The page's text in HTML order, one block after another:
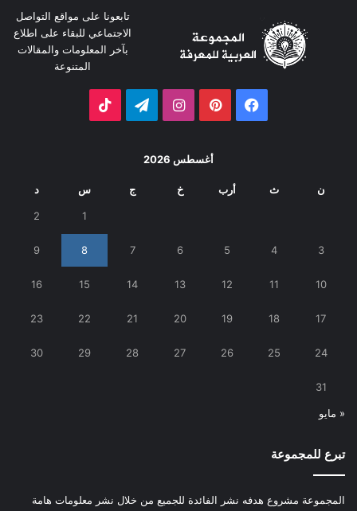
تابعونا على مواقع التواصل
الاجتماعي للبقاء على اطلاع
بآخر المعلومات والمقالات
المتنوعة
فيسبوك بينتيريستانستقرامتيلقرام
أغسطس 2026
ن ث أرب خ ج س د
1
2
3
4
5
6
7
8
9
10
11
12
13
14
15
16
17
18
19
20
21
22
23
24
25
26
27
28
29
30
31
« مايو
تبرع للمجموعة
المجموعة مشروع هدفه نشر الفائدة للجميع من خلال نشر معلومات هامة